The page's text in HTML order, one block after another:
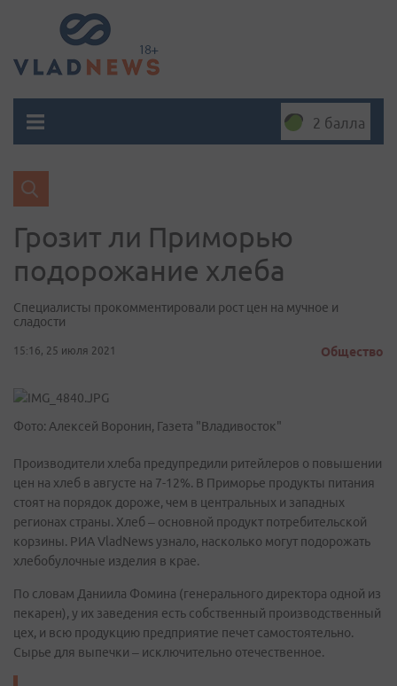
2 балла
Грозит ли Приморью
подорожание хлеба
Специалисты прокомментировали рост цен на мучное и
сладости
15:16, 25 июля 2021 Общество
Фото: Алексей Воронин, Газета "Владивосток"
Производители хлеба предупредили ритейлеров о повышении
цен на хлеб в августе на 7-12%. В Приморье продукты питания
стоят на порядок дороже, чем в центральных и западных
регионах страны. Хлеб – основной продукт потребительской
корзины. РИА VladNews узнало, насколько могут подорожать
хлебобулочные изделия в крае.
По словам Даниила Фомина (генерального директора одной из
пекарен), у их заведения есть собственный производственный
цех, и всю продукцию предприятие печет самостоятельно.
Сырье для выпечки – исключительно отечественное.